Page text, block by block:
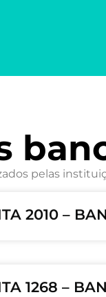
pelas
2010 –
1268 –